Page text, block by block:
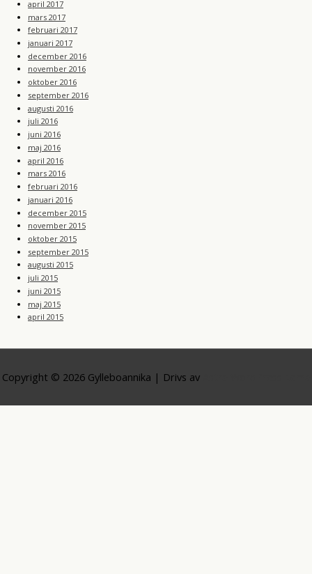
april 2017
mars 2017
februari 2017
januari 2017
december 2016
november 2016
oktober 2016
september 2016
augusti 2016
juli 2016
juni 2016
maj 2016
april 2016
mars 2016
februari 2016
januari 2016
december 2015
november 2015
oktober 2015
september 2015
augusti 2015
juli 2015
juni 2015
maj 2015
april 2015
Copyright © 2026 Gylleboannika | Drivs av